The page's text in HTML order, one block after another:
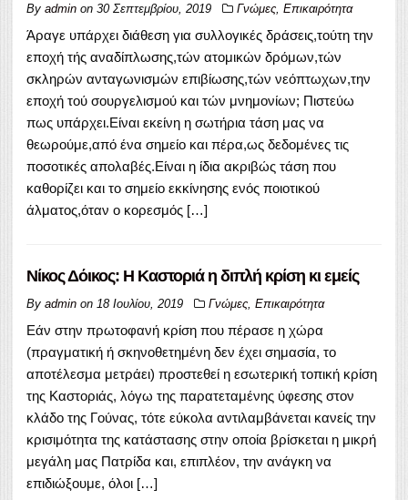
By admin on 30 Σεπτεμβρίου, 2019 Γνώμες, Επικαιρότητα
Άραγε υπάρχει διάθεση για συλλογικές δράσεις,τούτη την
εποχή τής αναδίπλωσης,τών ατομικών δρόμων,τών
σκληρών ανταγωνισμών επιβίωσης,τών νεόπτωχων,την
εποχή τού σουργελισμού και τών μνημονίων; Πιστεύω
πως υπάρχει.Είναι εκείνη η σωτήρια τάση μας να
θεωρούμε,από ένα σημείο και πέρα,ως δεδομένες τις
ποσοτικές απολαβές.Είναι η ίδια ακριβώς τάση που
καθορίζει και το σημείο εκκίνησης ενός ποιοτικού
άλματος,όταν ο κορεσμός […]
Νίκος Δόικος: Η Καστοριά η διπλή κρίση κι εμείς
By admin on 18 Ιουλίου, 2019 Γνώμες, Επικαιρότητα
Εάν στην πρωτοφανή κρίση που πέρασε η χώρα
(πραγματική ή σκηνοθετημένη δεν έχει σημασία, το
αποτέλεσμα μετράει) προστεθεί η εσωτερική τοπική κρίση
της Καστοριάς, λόγω της παρατεταμένης ύφεσης στον
κλάδο της Γούνας, τότε εύκολα αντιλαμβάνεται κανείς την
κρισιμότητα της κατάστασης στην οποία βρίσκεται η μικρή
μεγάλη μας Πατρίδα και, επιπλέον, την ανάγκη να
επιδιώξουμε, όλοι […]